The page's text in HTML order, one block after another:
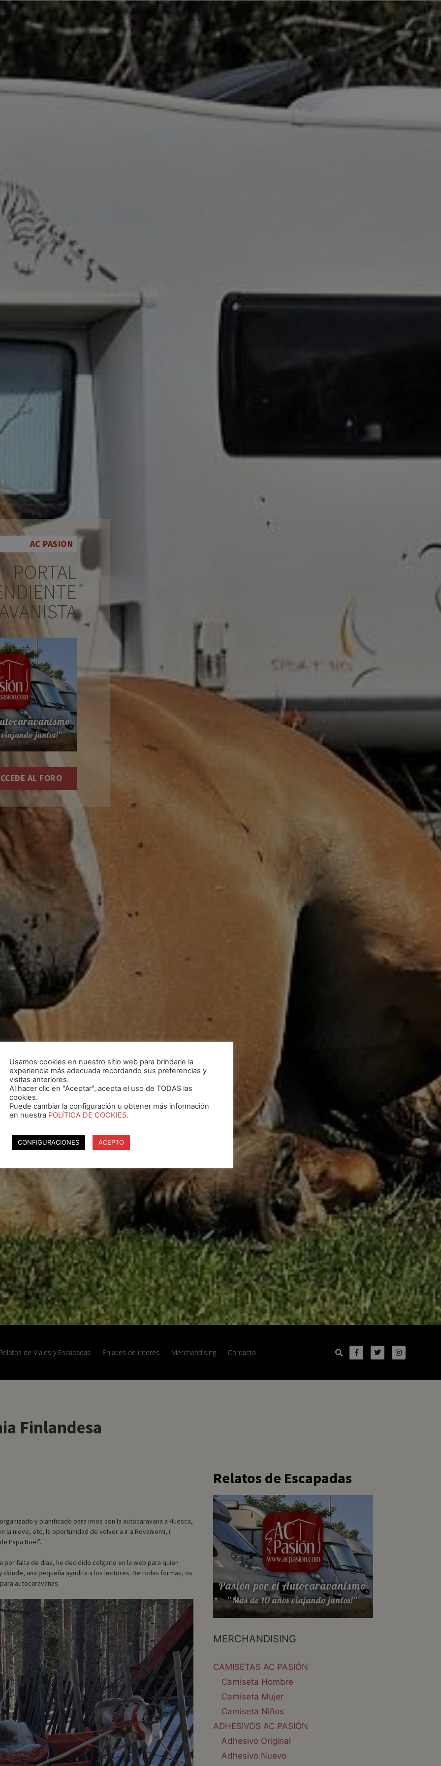
AC PASION
PORTAL
AL FORO
de Viajes y Escapadas Enlaces de interés Merchandising Contacto
Finlandesa
y planificado para irnos con la autocaravana a Huesca,
la nieve, etc, la oportunidad de volver a ir a Rovaniemi, (
Papa Noel”.
por falta de días, he decidido colgarlo en la web para quien
una pequeña ayudita a los lectores. De todas formas, os
autocaravanas.
Relatos de Escapadas
MERCHANDISING
CAMISETAS AC PASIÓN
Camiseta Hombre
Camiseta Mujer
Camiseta Niños
ADHESIVOS AC PASIÓN
Adhesivo Original
Adhesivo Nuevo
Usamos cookies en nuestro sitio web para brindarle la
experiencia más adecuada recordando sus preferencias y
visitas anteriores.
Al hacer clic en "Aceptar", acepta el uso de TODAS las
cookies.
Puede cambiar la configuración u obtener más información
en nuestra POLÍTICA DE COOKIES.
CONFIGURACIONES ACEPTO